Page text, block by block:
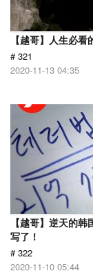
【越哥】人生必
# 321
2020-11-13 04:35
【越哥】逆天的
写了！
# 322
2020-11-10 05:44